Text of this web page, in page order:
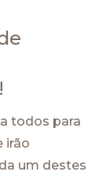
todos para
irão
um destes